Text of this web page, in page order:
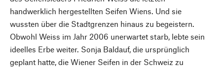
handwerklich hergestellten Seifen Wiens. Und sie
wussten über die Stadtgrenzen hinaus zu begeistern.
Obwohl Weiss im Jahr 2006 unerwartet starb, lebte sein
ideelles Erbe weiter. Sonja Baldauf, die ursprünglich
geplant hatte, die Wiener Seifen in der Schweiz zu